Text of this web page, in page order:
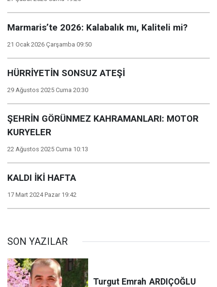
Marmaris’te 2026: Kalabalık mı, Kaliteli mi?
21 Ocak 2026 Çarşamba 09:50
HÜRRİYETİN SONSUZ ATEŞİ
29 Ağustos 2025 Cuma 20:30
ŞEHRİN GÖRÜNMEZ KAHRAMANLARI: MOTOR
KURYELER
22 Ağustos 2025 Cuma 10:13
KALDI İKİ HAFTA
17 Mart 2024 Pazar 19:42
SON YAZILAR
Turgut Emrah ARDIÇOĞLU